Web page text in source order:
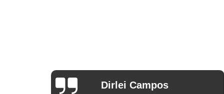
Arthur Mello